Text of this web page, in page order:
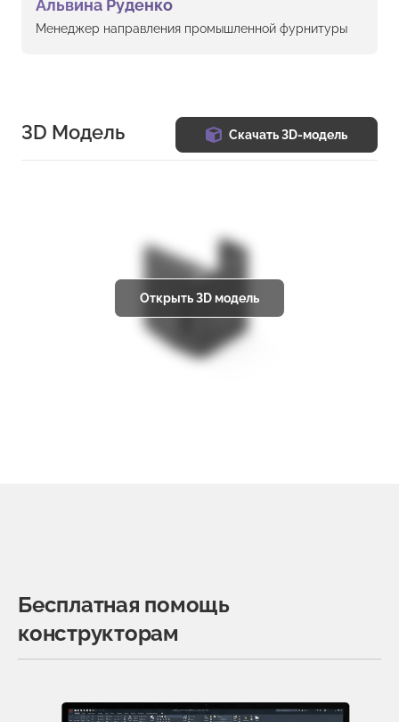
Альвина Руденко
Менеджер направления промышленной фурнитуры
3D Модель Скачать 3D-модель
Открыть 3D модель
Бесплатная помощь
конструкторам